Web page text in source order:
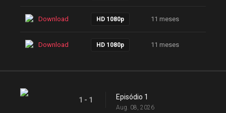
Download HD 1080p 11 meses
Download HD 1080p 11 meses
1 - 1 Episódio 1
Aug. 08, 2026